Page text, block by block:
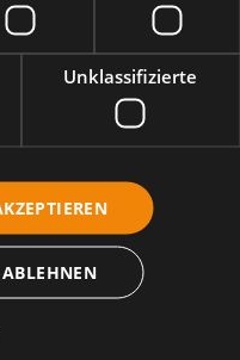
Unklassifizierte